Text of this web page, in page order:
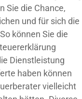
Sie die Chance,
und für sich die
können Sie die
Dienstleistung
haben können
vielleicht